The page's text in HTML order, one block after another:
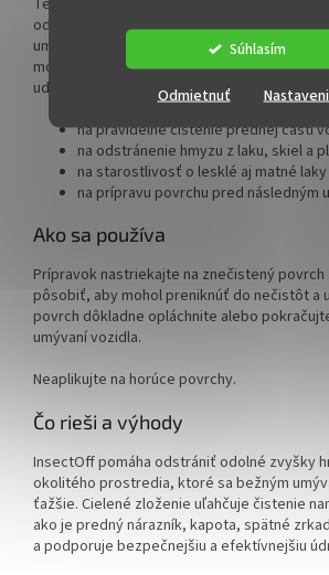
Súhlasím
Odmietnuť
odstrániť zaschnutý hmyz a cestné nečistoty
umývaním vozidla. Hodí sa pre majiteľov
motocyklov a ďalších dopravných
udržať exteriér čistý a v skvelom stave.
na pravidelné čistenie prednej časti
na odstránenie hmyzu z laku, skiel a
na starostlivosť o lesklé aj matné laky
na prípravu povrchu pred následným
Ako sa používa
Prípravok nastriekajte na znečistený
pôsobiť, aby mohol preniknúť do nečistôt a
povrch dôkladne opláchnite alebo
umývaní vozidla.
Neaplikujte na horúce povrchy.
Čo rieši a výhody
InsectOff pomáha odstrániť odolné zvyšky
okolitého prostredia, ktoré sa bežným
ťažšie. Cielené zloženie uľahčuje čistenie
ako je predný nárazník, kapota, spätné
a podporuje bezpečnejšiu a efektívnejšiu